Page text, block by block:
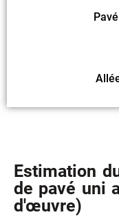
Estimation
de pavé uni
d'œuvre)